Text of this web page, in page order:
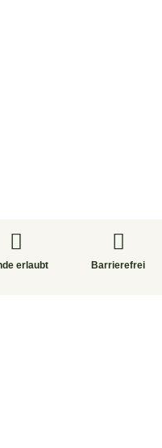
erlaubt Barrierefrei